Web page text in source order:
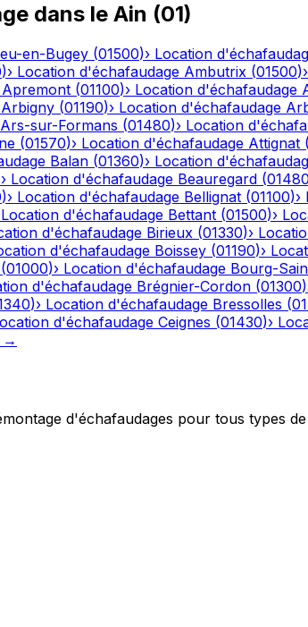
dans le Ain (01)
en-Bugey (01500)› Location
)› Location d'échafaudage Ambutrix (01500)›
Apremont (01100)› Location d'échafaudage
Arbigny (01190)› Location d'échafaudage
Ars-sur-Formans (01480)› Location
(01570)› Location d'échafaudage Attignat (
Balan (01360)› Location
› Location d'échafaudage Beauregard (01480
)› Location d'échafaudage Bellignat (01100)›
Location d'échafaudage Bettant (01500)›
d'échafaudage Birieux (01330)›
d'échafaudage Boissey (01190)›
(01000)› Location d'échafaudage Bourg-
d'échafaudage Brégnier-Cordon (01300)
)› Location d'échafaudage Bressolles (
d'échafaudage Ceignes (01430)›
→
d'échafaudages pour tous types